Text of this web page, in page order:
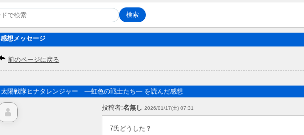
感想メッセージ
前のページに戻る
太陽戦隊ヒナタレンジャー ―虹色の戦士たち― を読んだ感想
投稿者:名無し 2026/01/17(土) 07:31
7氏どうした？